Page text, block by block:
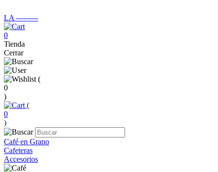
LA ‑‑‑‑‑‑‑‑‑
0
Tienda
Cerrar
(
0
)
(
0
)
Café en Grano
Cafeteras
Accesorios